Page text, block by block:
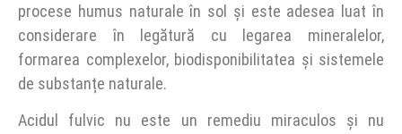
procese humus naturale în sol și este adesea luat în
considerare în legătură cu legarea mineralelor,
formarea complexelor, biodisponibilitatea și sistemele
de substanțe naturale.
Acidul fulvic nu este un remediu miraculos și nu